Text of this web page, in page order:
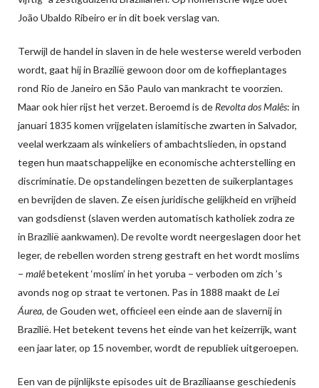
João Ubaldo Ribeiro er in dit boek verslag van.
Terwijl de handel in slaven in de hele westerse wereld verboden
wordt, gaat hij in Brazilië gewoon door om de koffieplantages
rond Rio de Janeiro en São Paulo van mankracht te voorzien.
Maar ook hier rijst het verzet. Beroemd is de Revolta dos Malês: in
januari 1835 komen vrijgelaten islamitische zwarten in Salvador,
veelal werkzaam als winkeliers of ambachtslieden, in opstand
tegen hun maatschappelijke en economische achterstelling en
discriminatie. De opstandelingen bezetten de suikerplantages
en bevrijden de slaven. Ze eisen juridische gelijkheid en vrijheid
van godsdienst (slaven werden automatisch katholiek zodra ze
in Brazilië aankwamen). De revolte wordt neergeslagen door het
leger, de rebellen worden streng gestraft en het wordt moslims
− malêbetekent ‘moslim’ in het yoruba − verboden om zich ’s
avonds nog op straat te vertonen. Pas in 1888 maakt deLei
Áurea, de Gouden wet, officieel een einde aan de slavernij in
Brazilië. Het betekent tevens het einde van het keizerrijk, want
een jaar later, op 15 november, wordt de republiek uitgeroepen.
Een van de pijnlijkste episodes uit de Braziliaanse geschiedenis